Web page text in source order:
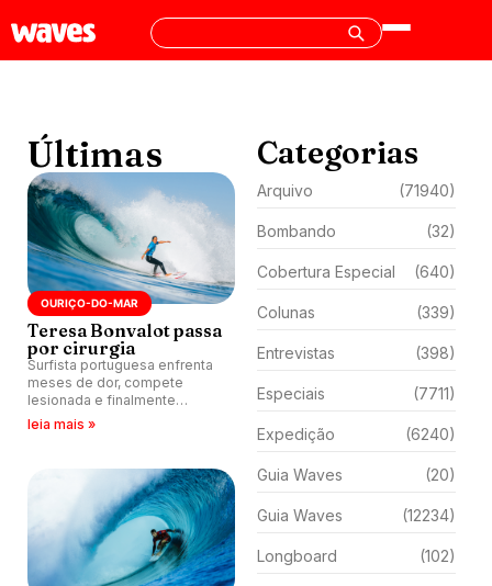
Últimas
OURIÇO-DO-MAR
Teresa Bonvalot passa
por cirurgia
Surfista portuguesa enfrenta
meses de dor, compete
lesionada e finalmente
resolve quadro grave no pé
leia mais »
Categorias
Arquivo (71940)
Bombando (32)
Cobertura Especial (640)
Colunas (339)
Entrevistas (398)
Especiais (7711)
Expedição (6240)
Guia Waves (20)
Guia Waves (12234)
Longboard (102)